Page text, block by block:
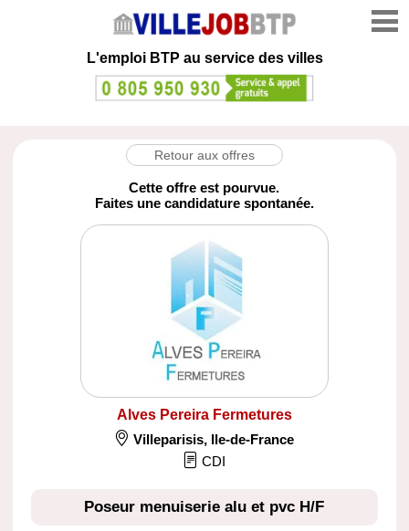
L'emploi BTP au service des villes
Retour aux offres
Cette offre est pourvue.
Faites une candidature spontanée.
Alves Pereira Fermetures
Villeparisis, Ile-de-France
CDI
Poseur menuiserie alu et pvc H/F